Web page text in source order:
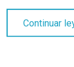
Continuar